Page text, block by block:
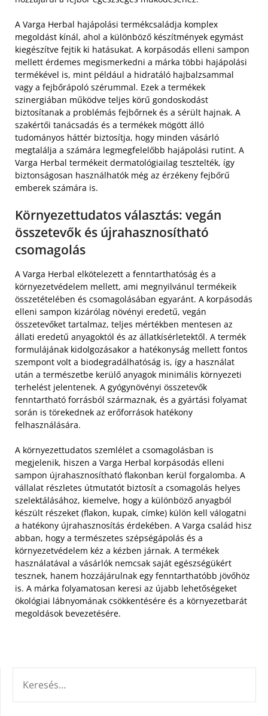
A Varga Herbal hajápolási termékcsaládja komplex
megoldást kínál, ahol a különböző készítmények egymást
kiegészítve fejtik ki hatásukat. A korpásodás elleni sampon
mellett érdemes megismerkedni a márka többi hajápolási
termékével is, mint például a hidratáló hajbalzsammal
vagy a fejbőrápoló szérummal. Ezek a termékek
szinergiában működve teljes körű gondoskodást
biztosítanak a problémás fejbőrnek és a sérült hajnak. A
szakértői tanácsadás és a termékek mögött álló
tudományos háttér biztosítja, hogy minden vásárló
megtalálja a számára legmegfelelőbb hajápolási rutint. A
Varga Herbal termékeit dermatológiailag tesztelték, így
biztonságosan használhatók még az érzékeny fejbőrű
emberek számára is.
Környezettudatos választás: vegán
összetevők és újrahasznosítható
csomagolás
A Varga Herbal elkötelezett a fenntarthatóság és a
környezetvédelem mellett, ami megnyilvánul termékeik
összetételében és csomagolásában egyaránt. A korpásodás
elleni sampon kizárólag növényi eredetű, vegán
összetevőket tartalmaz, teljes mértékben mentesen az
állati eredetű anyagoktól és az állatkísérletektől. A termék
formulájának kidolgozásakor a hatékonyság mellett fontos
szempont volt a biodegradálhatóság is, így a használat
után a természetbe kerülő anyagok minimális környezeti
terhelést jelentenek. A gyógynövényi összetevők
fenntartható forrásból származnak, és a gyártási folyamat
során is törekednek az erőforrások hatékony
felhasználására.
A környezettudatos szemlélet a csomagolásban is
megjelenik, hiszen a Varga Herbal korpásodás elleni
sampon újrahasznosítható flakonban kerül forgalomba. A
vállalat részletes útmutatót biztosít a csomagolás helyes
szelektálásához, kiemelve, hogy a különböző anyagból
készült részeket (flakon, kupak, címke) külön kell válogatni
a hatékony újrahasznosítás érdekében. A Varga család hisz
abban, hogy a természetes szépségápolás és a
környezetvédelem kéz a kézben járnak. A termékek
használatával a vásárlók nemcsak saját egészségükért
tesznek, hanem hozzájárulnak egy fenntarthatóbb jövőhöz
is. A márka folyamatosan keresi az újabb lehetőségeket
ökológiai lábnyomának csökkentésére és a környezetbarát
megoldások bevezetésére.